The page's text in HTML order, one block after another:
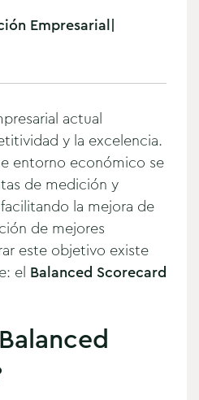
Empresarial|
actual
y la excelencia.
entorno económico se
de medición y
la mejora de
de mejores
este objetivo existe
el Balanced Scorecard